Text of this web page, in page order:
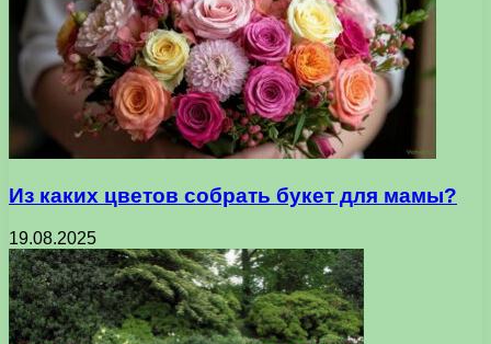
Из каких цветов собрать букет для мамы?
19.08.2025